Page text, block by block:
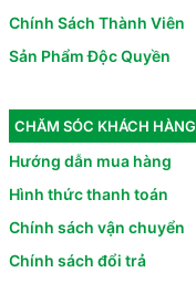
Chính Sách Thành Viên
Sản Phẩm Độc Quyền
CHĂM SÓC KHÁCH HÀNG
Hướng dẫn mua hàng
Hình thức thanh toán
Chính sách vận chuyển
Chính sách đổi trả